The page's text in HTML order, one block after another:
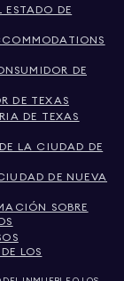
ESTADO DE
DE
DE TEXAS
DE TEXAS
LA CIUDAD DE
DE NUEVA
SOBRE
LOS